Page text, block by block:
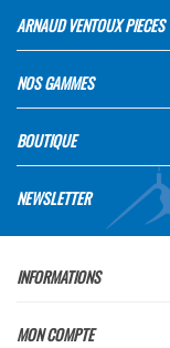
ARNAUD VENTOUX PIECES
NOS GAMMES
BOUTIQUE
NEWSLETTER
INFORMATIONS
MON COMPTE